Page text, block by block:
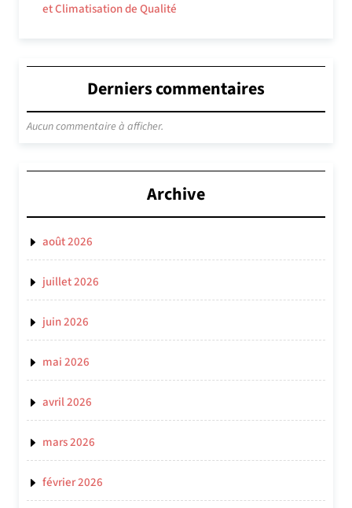
et Climatisation de Qualité
Derniers commentaires
Aucun commentaire à afficher.
Archive
août 2026
juillet 2026
juin 2026
mai 2026
avril 2026
mars 2026
février 2026